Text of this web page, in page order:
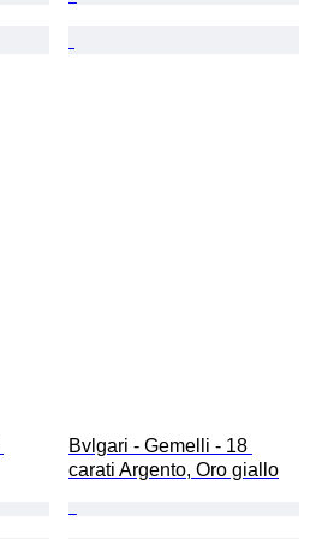
Bvlgari - Gemelli - 18
carati Argento, Oro giallo